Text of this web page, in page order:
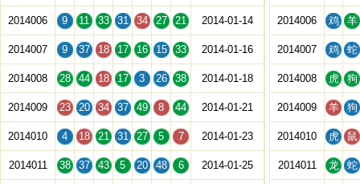
2014006 9 11 33 31 34 27 21 2014-01-14
2014007 9 37 18 17 16 15 33 2014-01-16
2014008 28 44 18 17 3 26 38 2014-01-18
2014009 23 20 34 37 49 8 44 2014-01-21
2014010 4 18 21 31 27 5 7 2014-01-23
2014011 38 37 43 5 20 48 6 2014-01-25
2014006 鸡 羊
2014007 鸡 蛇
2014008 虎 狗
2014009 羊 狗
2014010 虎 鼠
2014011 龙 蛇